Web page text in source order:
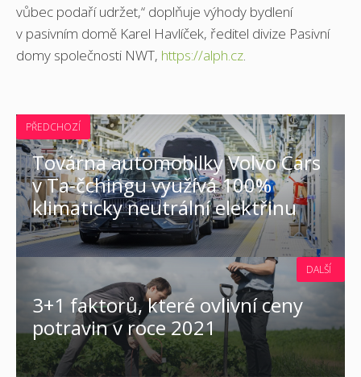
vůbec podaří udržet,“ doplňuje výhody bydlení
v pasivním domě Karel Havlíček, ředitel divize Pasivní
domy společnosti NWT, https://alph.cz.
PŘEDCHOZÍ
Továrna automobilky Volvo Cars
v Ta-čchingu využívá 100%
klimaticky neutrální elektřinu
3+1 faktorů, které ovlivní ceny
potravin v roce 2021
DALŠÍ